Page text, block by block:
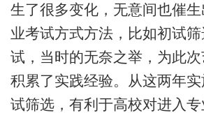
生了很多变化，无意间也催
业考试方式方法，比如初试
试，当时的无奈之举，为此
积累了实践经验。从这两年
试筛选，有利于高校对进入